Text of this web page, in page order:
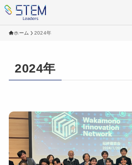
ホーム 2024年
2024年